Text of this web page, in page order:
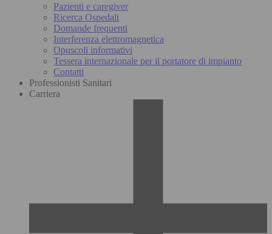
Pazienti e caregiver
Ricerca Ospedali
Domande frequenti
Interferenza elettromagnetica
Opuscoli informativi
Tessera internazionale per il portatore di impianto
Contatti
Professionisti Sanitari
Carriera